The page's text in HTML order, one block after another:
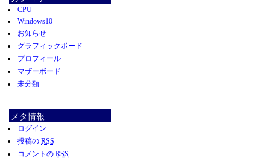
CPU
Windows10
お知らせ
グラフィックボード
プロフィール
マザーボード
未分類
メタ情報
ログイン
投稿の RSS
コメントの RSS